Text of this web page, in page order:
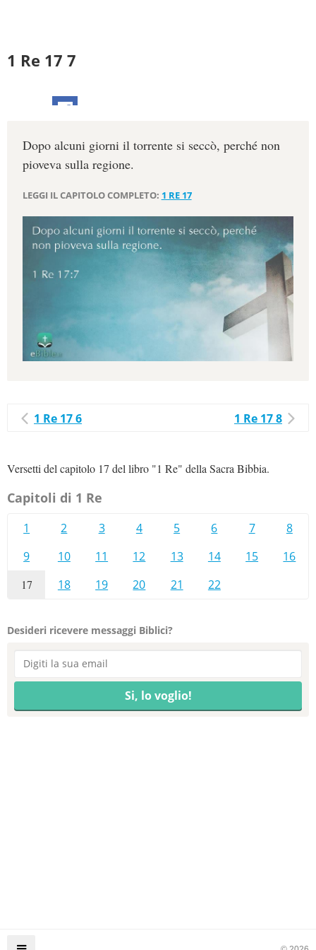
1 Re 17 7
Dopo alcuni giorni il torrente si seccò, perché non
pioveva sulla regione.
LEGGI IL CAPITOLO COMPLETO: 1 RE 17
1 Re 17 6 1 Re 17 8
Versetti del capitolo 17 del libro "1 Re" della Sacra Bibbia.
Capitoli di 1 Re
1 2 3 4 5 6 7
8
9
10 11 12 13 14 15 16
17 18 19 20 21 22
Desideri ricevere messaggi Biblici?